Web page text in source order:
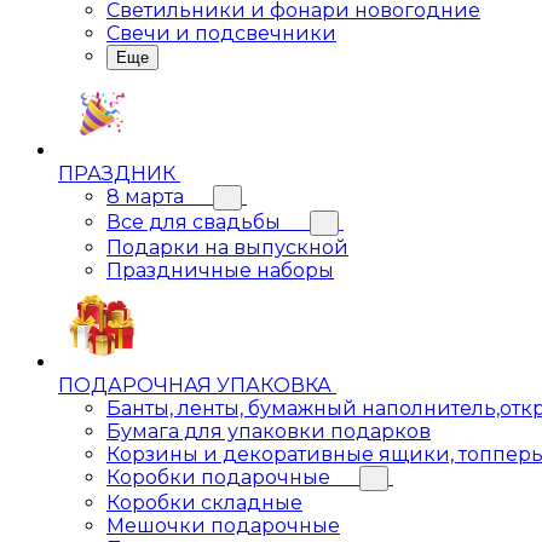
Светильники и фонари новогодние
Свечи и подсвечники
Еще
ПРАЗДНИК
8 марта
Все для свадьбы
Подарки на выпускной
Праздничные наборы
ПОДАРОЧНАЯ УПАКОВКА
Банты, ленты, бумажный
Бумага для упаковки подарков
Корзины и декоративные ящики,
Коробки подарочные
Коробки складные
Мешочки подарочные